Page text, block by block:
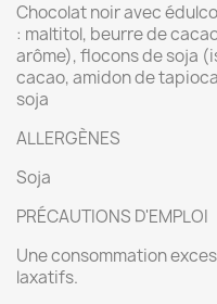
Chocolat noir avec
: maltitol, beurre de
arôme), flocons de soja
cacao, amidon de
soja
ALLERGÈNES
Soja
PRÉCAUTIONS D'EMPLOI
Une consommation
laxatifs.